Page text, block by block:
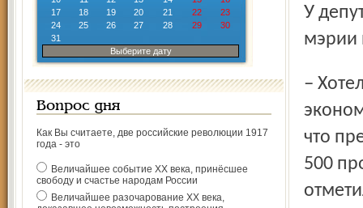
17
18 19 20 21 22
23
24
25 26 27 28 29
30
31
Выберите дату
Вопрос дня
Как Вы считаете, две российские революции 1917
года - это
Величайшее событие ХХ века, принёсшее
свободу и счастье народам России
Величайшее разочарование ХХ века,
У депутатов было много вопросов по финансированию
мэрии
– Хотелось понять, какой порядок распределения
что
500